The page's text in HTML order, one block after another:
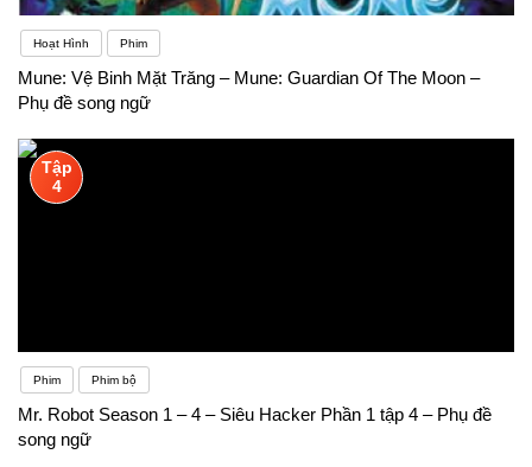
Hoạt Hình Phim
Mune: Vệ Binh Mặt Trăng – Mune: Guardian Of The Moon –
Phụ đề song ngữ
Tập
4
Phim Phim bộ
Mr. Robot Season 1 – 4 – Siêu Hacker Phần 1 tập 4 – Phụ đề
song ngữ